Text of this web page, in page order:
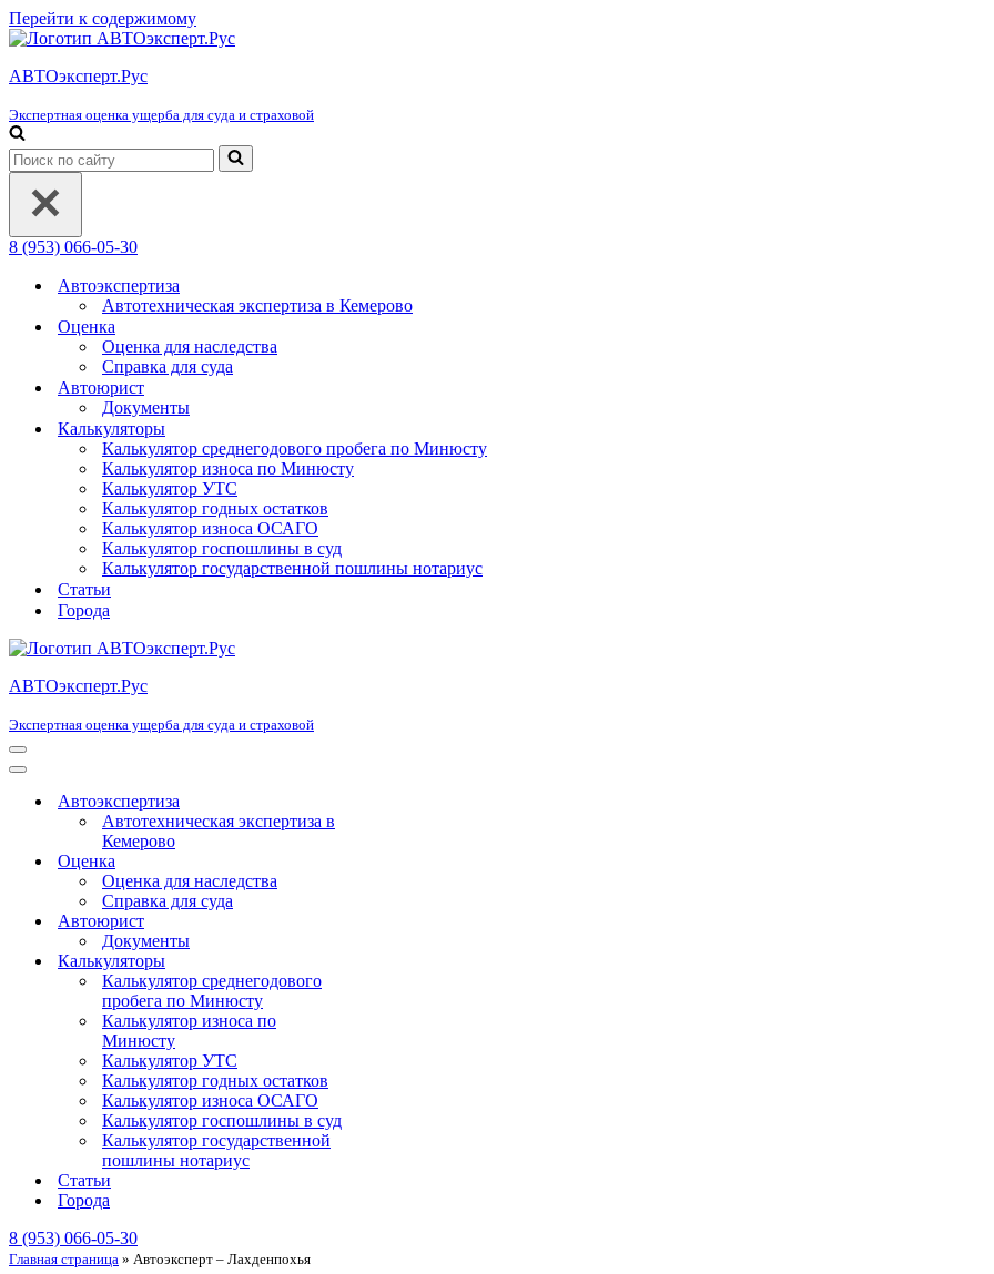
Перейти к содержимому
АВТОэксперт.Рус
Экспертная оценка ущерба для суда и страховой
Искать...
8 (953) 066-05-30
Автоэкспертиза
Автотехническая экспертиза в Кемерово
Оценка
Оценка для наследства
Справка для суда
Автоюрист
Документы
Калькуляторы
Калькулятор среднегодового пробега по Минюсту
Калькулятор износа по Минюсту
Калькулятор УТС
Калькулятор годных остатков
Калькулятор износа ОСАГО
Калькулятор госпошлины в суд
Калькулятор государственной пошлины нотариус
Статьи
Города
АВТОэксперт.Рус
Экспертная оценка ущерба для суда и страховой
Меню
навигации
Меню
навигацииАвтоэкспертиза
Автотехническая экспертиза в
Кемерово
Оценка
Оценка для наследства
Справка для суда
Автоюрист
Документы
Калькуляторы
Калькулятор среднегодового
пробега по Минюсту
Калькулятор износа по
Минюсту
Калькулятор УТС
Калькулятор годных остатков
Калькулятор износа ОСАГО
Калькулятор госпошлины в суд
Калькулятор государственной
пошлины нотариус
Статьи
Города
8 (953) 066-05-30
Главная страница » Автоэксперт – Лахденпохья